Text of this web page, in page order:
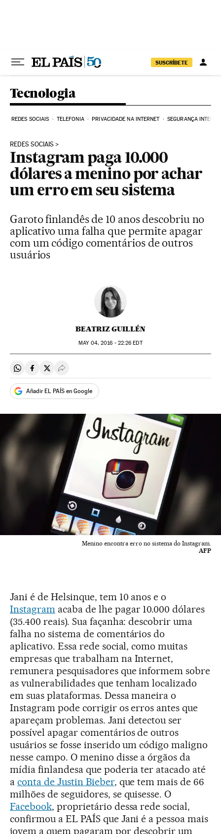
SUSCRÍBETE
Tecnologia
REDES SOCIAIS TELEFONIA PRIVACIDADE NA INTERNET SEGURANÇA
REDES SOCIAIS
Instagram paga 10.000
dólares a menino por achar
um erro em seu sistema
Garoto finlandês de 10 anos descobriu no
aplicativo uma falha que permite apagar
com um código comentários de outros
usuários
BEATRIZ GUILLÉN
MAY04, 2016 - 22:26 EDT
Compartir en Whatsapp
Compartir en Facebook
Compartir en Twitter
Desplegar Redes Sociales
Añadir EL PAÍS en Google
Menino encontra erro no sistema do Instagram.
AFP
Jani é de Helsinque, tem 10 anos e o
Instagram acaba de lhe pagar 10.000 dólares
(35.400 reais). Sua façanha: descobrir uma
falha no sistema de comentários do
aplicativo. Essa rede social, como muitas
empresas que trabalham na Internet,
remunera pesquisadores que informem sobre
as vulnerabilidades que tenham localizado
em suas plataformas. Dessa maneira o
Instagram pode corrigir os erros antes que
apareçam problemas. Jani detectou ser
possível apagar comentários de outros
usuários se fosse inserido um código maligno
nesse campo. O menino disse a órgãos da
mídia finlandesa que poderia ter atacado até
a conta de Justin Bieber, que tem mais de 66
milhões de seguidores, se quisesse. O
Facebook, proprietário dessa rede social,
confirmou a EL PAÍS que Jani é a pessoa mais
jovem a quem pagaram por descobrir um